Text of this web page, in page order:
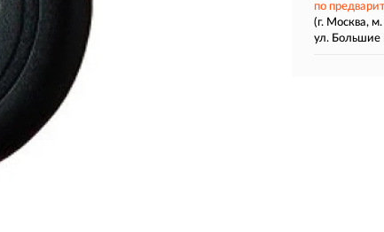
по
(г. Москва, м.
ул. Большие